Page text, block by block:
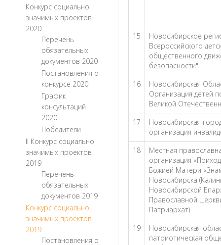
Конкурс социально
значимых проектов
2020
Перечень
обязательных
документов 2020
Постановления о
конкурсе 2020
График
консультаций
2020
Победители
II Конкурс социально
значимых проектов
2019
Перечень
обязательных
документов 2019
Конкурс социально
значимых проектов
2019
Постановления о
15
Новосибирское
Всероссийского
общественного
безопасности"
16
Новосибирская
Организация детей
Великой
17
Новосибирская
организация
18
Местная
организация
Божией Матери
Новосибирска
Новосибирской
Православной
Патриархат)
19
Новосибирская
патриотическая